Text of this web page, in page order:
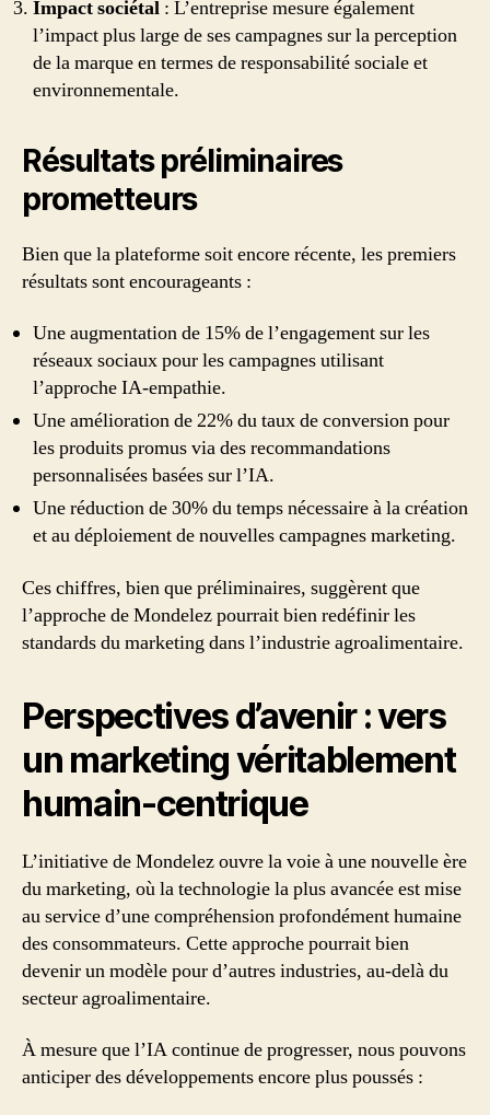
Impact sociétal : L’entreprise mesure également
l’impact plus large de ses campagnes sur la perception
de la marque en termes de responsabilité sociale et
environnementale.
Résultats préliminaires
prometteurs
Bien que la plateforme soit encore récente, les premiers
résultats sont encourageants :
Une augmentation de 15% de l’engagement sur les
réseaux sociaux pour les campagnes utilisant
l’approche IA-empathie.
Une amélioration de 22% du taux de conversion pour
les produits promus via des recommandations
personnalisées basées sur l’IA.
Une réduction de 30% du temps nécessaire à la création
et au déploiement de nouvelles campagnes marketing.
Ces chiffres, bien que préliminaires, suggèrent que
l’approche de Mondelez pourrait bien redéfinir les
standards du marketing dans l’industrie agroalimentaire.
Perspectives d’avenir : vers
un marketing véritablement
humain-centrique
L’initiative de Mondelez ouvre la voie à une nouvelle ère
du marketing, où la technologie la plus avancée est mise
au service d’une compréhension profondément humaine
des consommateurs. Cette approche pourrait bien
devenir un modèle pour d’autres industries, au-delà du
secteur agroalimentaire.
À mesure que l’IA continue de progresser, nous pouvons
anticiper des développements encore plus poussés :